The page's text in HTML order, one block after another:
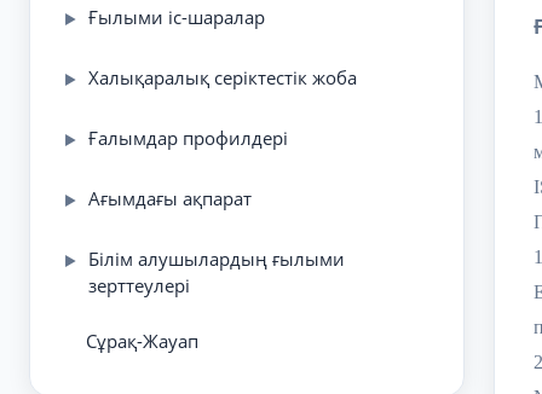
▶ Ғылыми іс-шаралар
▶ Халықаралық серіктестік жоба
▶ Ғалымдар профилдері
▶ Ағымдағы ақпарат
▶
Білім алушылардың ғылыми
зерттеулері
Сұрақ-Жауап